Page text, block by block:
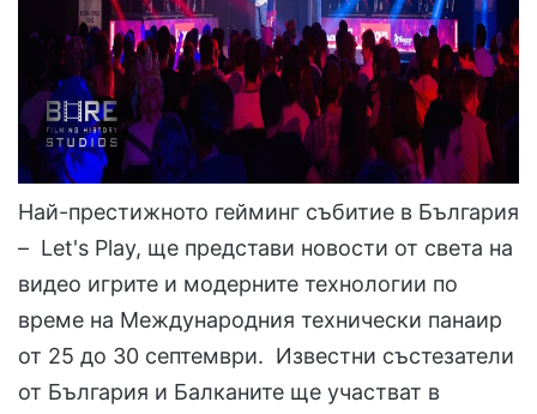
Най-престижното гейминг събитие в България
– Let's Play, ще представи новости от света на
видео игрите и модерните технологии по
време на Международния технически панаир
от 25 до 30 септември. Известни състезатели
от България и Балканите ще участват в